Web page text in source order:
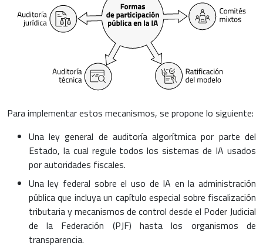
Para implementar estos mecanismos, se propone lo siguiente:
Una ley general de auditoría algorítmica por parte del
Estado, la cual regule todos los sistemas de IA usados
por autoridades fiscales.
Una ley federal sobre el uso de IA en la administración
pública que incluya un capítulo especial sobre fiscalización
tributaria y mecanismos de control desde el Poder Judicial
de la Federación (PJF) hasta los organismos de
transparencia.